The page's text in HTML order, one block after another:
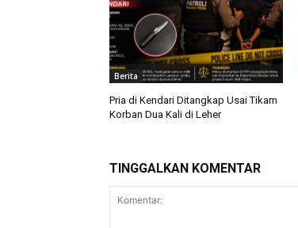
Berita
Pria di Kendari Ditangkap Usai Tikam
Korban Dua Kali di Leher
TINGGALKAN KOMENTAR